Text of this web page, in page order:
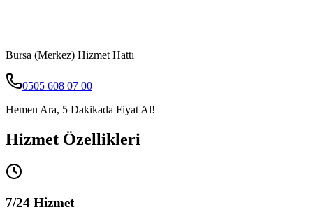
Bursa (Merkez) Hizmet Hattı
0505 608 07 00
Hemen Ara, 5 Dakikada Fiyat Al!
Hizmet Özellikleri
7/24 Hizmet